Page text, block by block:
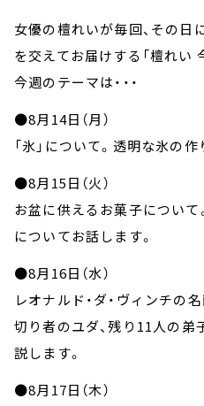
TBS Podcast
お知らせ
イベント・グッズ
会社情報
女優の檀れいが毎回、その
を交えてお届けする「檀れい
今週のテーマは・・・
●8月14日（月）
「氷」について。透明な氷の
●8月15日（火）
お盆に供えるお菓子について
についてお話します。
●8月16日（水）
レオナルド・ダ・ヴィンチの
切り者のユダ、残り11人の
説します。
●8月17日（木）